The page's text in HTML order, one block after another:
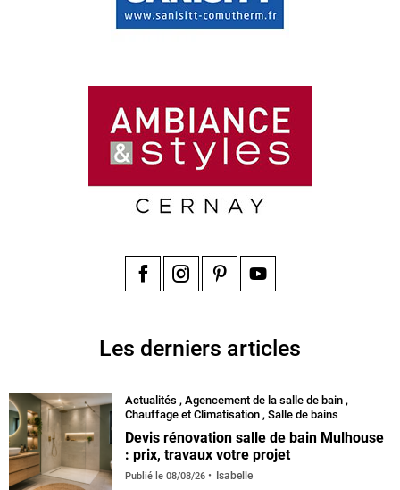
Les derniers articles
Actualités , Agencement de la salle de bain ,
Chauffage et Climatisation , Salle de bains
Devis rénovation salle de bain Mulhouse
: prix, travaux votre projet
Publié le 08/08/26 Isabelle